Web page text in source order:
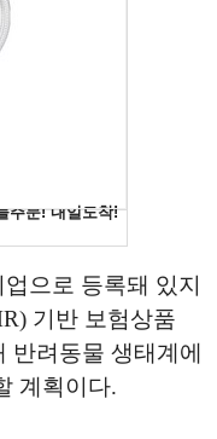
으로 등록돼 있지
기반 보험상품
반려동물 생태계에
계획이다.